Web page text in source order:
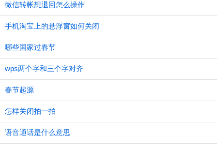
微信转帐想退回怎么操作
手机淘宝上的悬浮窗如何关闭
哪些国家过春节
wps两个字和三个字对齐
春节起源
怎样关闭拍一拍
语音通话是什么意思